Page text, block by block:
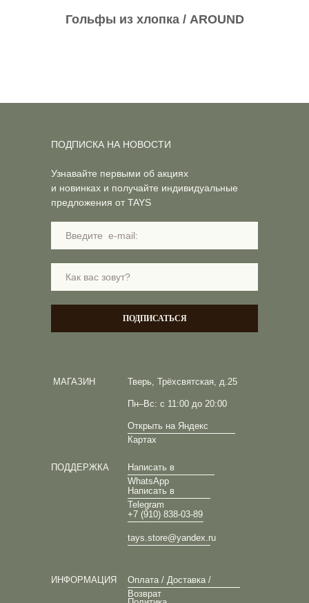
Гольфы из хлопка / AROUND
Тверь, Трёхсвятская, д.25
Пн–Вс: с 11:00 до 20:00
Открыть на Яндекс
Картах
МАГАЗИН
ПОДДЕРЖКА
Написать в
WhatsApp
Написать в
Telegram
+7 (910) 838-03-89
tays.store@yandex.ru
ИНФОРМАЦИЯ
Оплата / Доставка /
Возврат
Узнавайте первыми об акциях
и новинках и получайте индивидуальные
предложения от TAYS
ПОДПИСАТЬСЯ
ПОДПИСКА НА НОВОСТИ